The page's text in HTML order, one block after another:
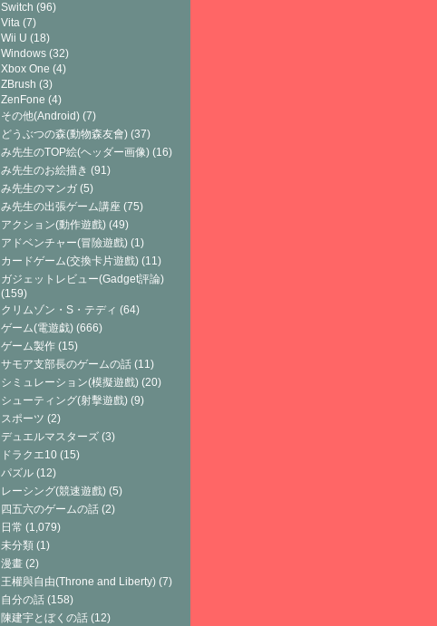
Switch (96)
Vita (7)
Wii U (18)
Windows (32)
Xbox One (4)
ZBrush (3)
ZenFone (4)
その他(Android) (7)
どうぶつの森(動物森友會) (37)
み先生のTOP絵(ヘッダー画像) (16)
み先生のお絵描き (91)
み先生のマンガ (5)
み先生の出張ゲーム講座 (75)
アクション(動作遊戲) (49)
アドベンチャー(冒險遊戲) (1)
カードゲーム(交換卡片遊戲) (11)
ガジェットレビュー(Gadget評論)
(159)
クリムゾン・S・テディ (64)
ゲーム(電遊戯) (666)
ゲーム製作 (15)
サモア支部長のゲームの話 (11)
シミュレーション(模擬遊戲) (20)
シューティング(射擊遊戲) (9)
スポーツ (2)
デュエルマスターズ (3)
ドラクエ10 (15)
パズル (12)
レーシング(競速遊戲) (5)
四五六のゲームの話 (2)
日常 (1,079)
未分類 (1)
漫畫 (2)
王權與自由(Throne and Liberty) (7)
自分の話 (158)
陳建宇とぼくの話 (12)